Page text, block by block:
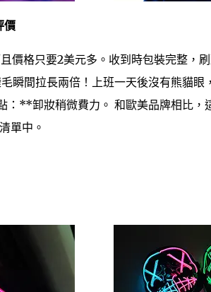
價
價格只要2美元多。收到時包裝完整，
瞬間拉長兩倍！上班一天後沒有熊貓眼
**卸妝稍微費力。 和歐美品牌相比，
單中。